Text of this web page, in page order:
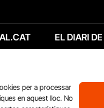
per a processar
en aquest lloc. No
EL DIARI